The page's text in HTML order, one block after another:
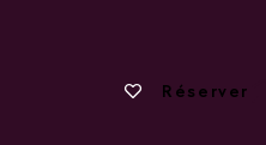
en mode hiver
Vos favoris
Réserver